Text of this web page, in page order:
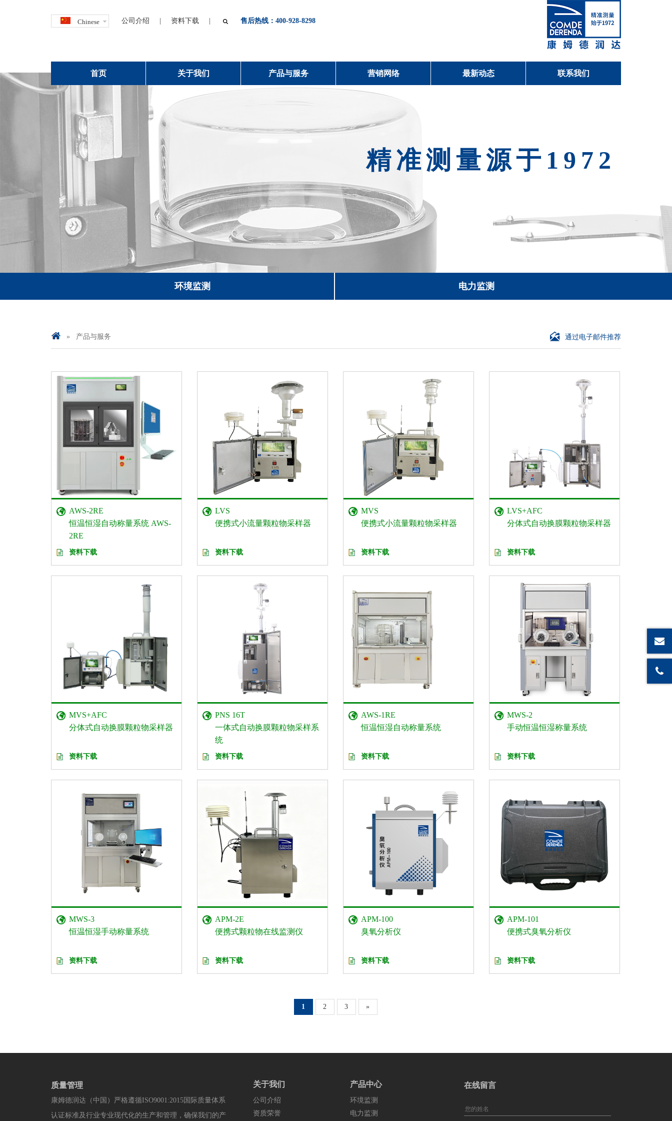
Chinese 公司介绍 资料下载 售后热线：400-928-8298
首页 关于我们 产品与服务 营销网络 最新动态 联系我们
精准测量源于1972
环境监测 电力监测
» 产品与服务 通过电子邮件推荐
AWS-2RE
恒温恒湿自动称量系统 AWS-
2RE
资料下载
LVS
便携式小流量颗粒物采样器
资料下载
MVS
便携式小流量颗粒物采样器
资料下载
LVS+AFC
分体式自动换膜颗粒物采样器
资料下载
MVS+AFC
分体式自动换膜颗粒物采样器
资料下载
PNS 16T
一体式自动换膜颗粒物采样系
统
资料下载
AWS-1RE
恒温恒湿自动称量系统
资料下载
MWS-2
手动恒温恒湿称量系统
资料下载
MWS-3
恒温恒湿手动称量系统
资料下载
APM-2E
便携式颗粒物在线监测仪
资料下载
APM-100
臭氧分析仪
资料下载
APM-101
便携式臭氧分析仪
资料下载
1 2 3 »
质量管理
康姆德润达（中国）严格遵循ISO9001:2015国际质量体系
认证标准及行业专业现代化的生产和管理，确保我们的产
关于我们
公司介绍
资质荣誉
产品中心
环境监测
电力监测
在线留言